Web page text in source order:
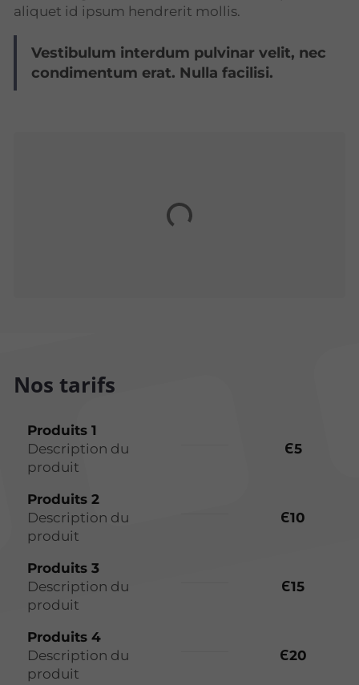
aliquet id ipsum hendrerit mollis.
Vestibulum interdum pulvinar velit, nec
condimentum erat. Nulla facilisi.
Nos tarifs
Produits 1
Description du
produit
Є5
Produits 2
Description du
produit
Є10
Produits 3
Description du
produit
Є15
Produits 4
Description du
produit
Є20